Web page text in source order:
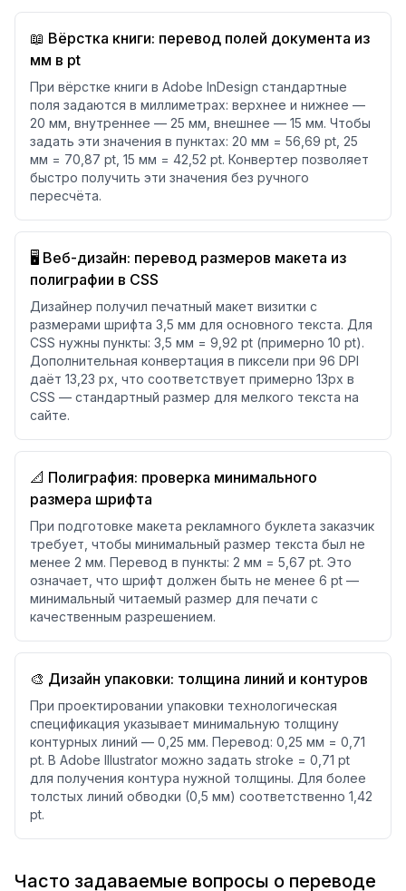
📖 Вёрстка книги: перевод полей документа из
мм в pt
При вёрстке книги в Adobe InDesign стандартные
поля задаются в миллиметрах: верхнее и нижнее —
20 мм, внутреннее — 25 мм, внешнее — 15 мм. Чтобы
задать эти значения в пунктах: 20 мм = 56,69 pt, 25
мм = 70,87 pt, 15 мм = 42,52 pt. Конвертер позволяет
быстро получить эти значения без ручного
пересчёта.
🖥️ Веб-дизайн: перевод размеров макета из
полиграфии в CSS
Дизайнер получил печатный макет визитки с
размерами шрифта 3,5 мм для основного текста. Для
CSS нужны пункты: 3,5 мм = 9,92 pt (примерно 10 pt).
Дополнительная конвертация в пиксели при 96 DPI
даёт 13,23 px, что соответствует примерно 13px в
CSS — стандартный размер для мелкого текста на
сайте.
📐 Полиграфия: проверка минимального
размера шрифта
При подготовке макета рекламного буклета заказчик
требует, чтобы минимальный размер текста был не
менее 2 мм. Перевод в пункты: 2 мм = 5,67 pt. Это
означает, что шрифт должен быть не менее 6 pt —
минимальный читаемый размер для печати с
качественным разрешением.
🎨 Дизайн упаковки: толщина линий и контуров
При проектировании упаковки технологическая
спецификация указывает минимальную толщину
контурных линий — 0,25 мм. Перевод: 0,25 мм = 0,71
pt. В Adobe Illustrator можно задать stroke = 0,71 pt
для получения контура нужной толщины. Для более
толстых линий обводки (0,5 мм) соответственно 1,42
pt.
Часто задаваемые вопросы о переводе